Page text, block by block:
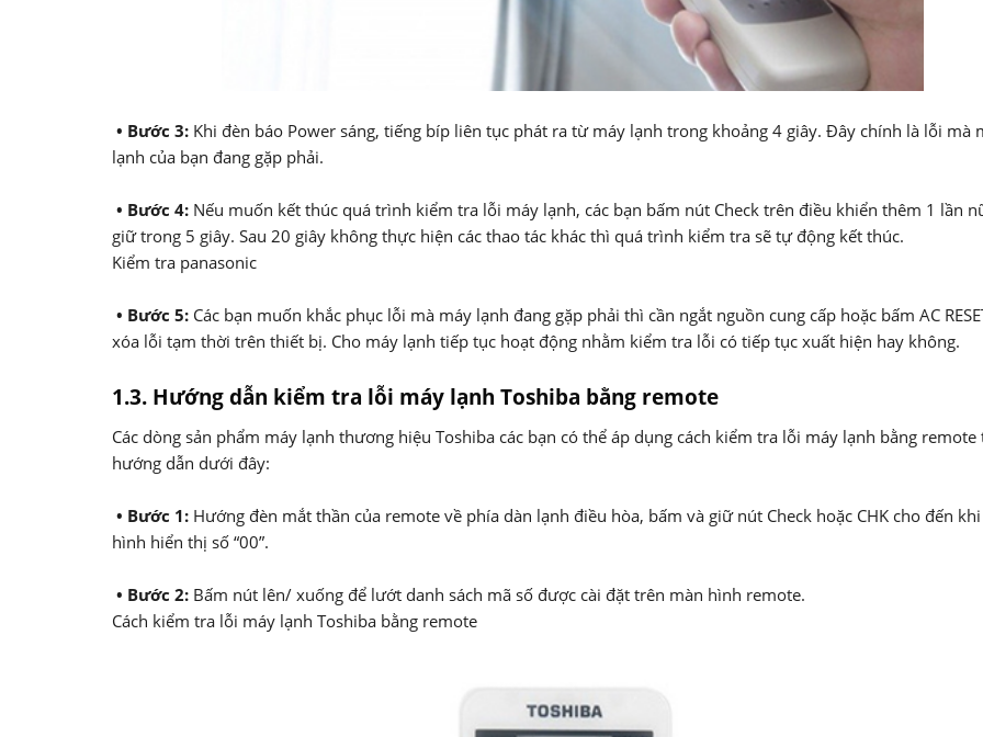
• Bước 3: Khi đèn báo Power sáng, tiếng bíp liên tục phát ra từ máy lạnh trong khoảng 4 giây. Đây chính là lỗi mà
lạnh của bạn đang gặp phải.
• Bước 4: Nếu muốn kết thúc quá trình kiểm tra lỗi máy lạnh, các bạn bấm nút Check trên điều khiển thêm 1 lần
giữ trong 5 giây. Sau 20 giây không thực hiện các thao tác khác thì quá trình kiểm tra sẽ tự động kết thúc.
Kiểm tra panasonic
• Bước 5: Các bạn muốn khắc phục lỗi mà máy lạnh đang gặp phải thì cần ngắt nguồn cung cấp hoặc bấm AC
xóa lỗi tạm thời trên thiết bị. Cho máy lạnh tiếp tục hoạt động nhằm kiểm tra lỗi có tiếp tục xuất hiện hay không.
1.3. Hướng dẫn kiểm tra lỗi máy lạnh Toshiba bằng remote
Các dòng sản phẩm máy lạnh thương hiệu Toshiba các bạn có thể áp dụng cách kiểm tra lỗi máy lạnh bằng remote
hướng dẫn dưới đây:
• Bước 1: Hướng đèn mắt thần của remote về phía dàn lạnh điều hòa, bấm và giữ nút Check hoặc CHK cho đến
hình hiển thị số “00”.
• Bước 2: Bấm nút lên/ xuống để lướt danh sách mã số được cài đặt trên màn hình remote.
Cách kiểm tra lỗi máy lạnh Toshiba bằng remote